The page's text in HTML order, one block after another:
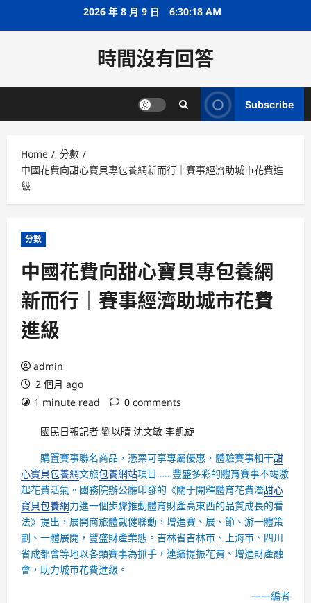
2026 年 8 月 9 日 6:30:18 AM
時間沒有回答
Subscribe
Home
分數
中國花費向甜心寶貝專包養網新而行｜賽事經濟助城市花費進
級
分數
中國花費向甜心寶貝專包養網
新而行｜賽事經濟助城市花費
進級
admin
2 個月 ago
1 minute read
0 comments
國民日報記者 劉以晴 沈文敏 李凱旋
購置賽事聯名商品，憑票可享專屬優惠，體驗賽事相干甜
心寶貝包養網文旅包養網站項目……豐盛多彩的體育賽事不竭激
起花費活氣。國務院辦公廳印發的《關于開釋體育花費潛甜心
寶貝包養網力進一個步驟推動體育財產高東西的品質成長的看
法》提出，展開商旅體裁健聯動，增進賽、展、節、游一體策
劃、一體展開，豐盛財產業態。吉林省吉林市、上海市、四川
省成都會等地以各類賽事為抓手，連續提振花費、增進財產融
會，助力城市花費進級。
——編者